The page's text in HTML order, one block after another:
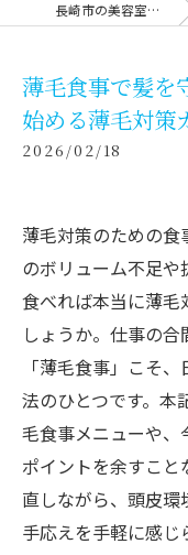
長崎市の美容室なら理学美容院ひで
薄毛食事で髪を
始める薄毛対策
2026/02/18
薄毛対策のための
のボリューム不足や
食べれば本当に薄
しょうか。仕事の
「薄毛食事」こそ
法のひとつです。本
毛食事メニューや
ポイントを余すこと
直しながら、頭皮
手応えを手軽に感じ